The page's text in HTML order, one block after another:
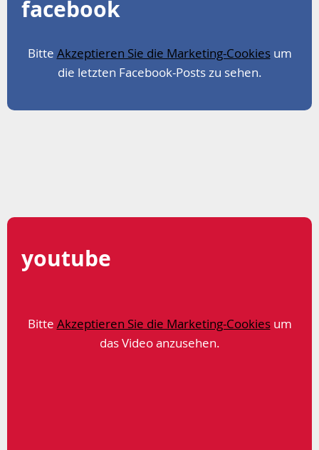
facebook
Bitte Akzeptieren Sie die Marketing-Cookiesum
die letzten Facebook-Posts zu sehen.
youtube
Bitte Akzeptieren Sie die Marketing-Cookiesum
das Video anzusehen.